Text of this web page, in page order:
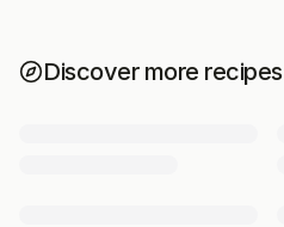
Discover more recipes